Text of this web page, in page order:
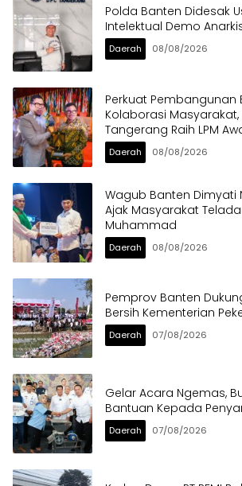
Polda Banten Didesak
Intelektual Demo Anarkis
Daerah 08/08/2026
Perkuat Pembangunan
Kolaborasi Masyarakat,
Tangerang Raih LPM
Daerah 08/08/2026
Wagub Banten Dimyati
Ajak Masyarakat
Muhammad
Daerah 08/08/2026
Pemprov Banten
Bersih Kementerian
Daerah 07/08/2026
Gelar Acara Ngemas,
Bantuan Kepada
Daerah 07/08/2026